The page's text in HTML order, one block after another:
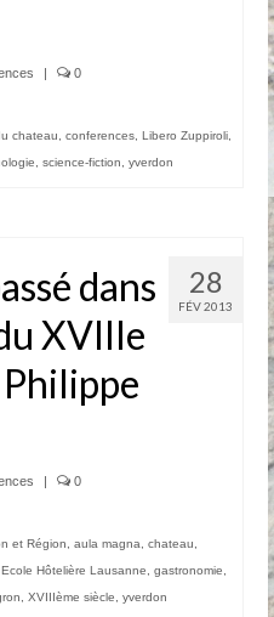
0
chateau, conferences, Libero Zuppiroli,
, science-fiction, yverdon
28
FÉV 2013
dans
XVIIIe
0
et Région, aula magna, chateau,
Ecole Hôtelière Lausanne, gastronomie,
, XVIIIème siècle, yverdon